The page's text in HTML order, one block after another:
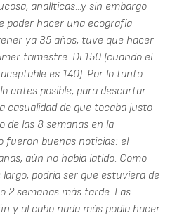
analíticas...y sin embargo
poder hacer una ecografía
ya 35 años, tuve que hacer
trimestre. Di 150 (cuando el
es 140). Por lo tanto
antes posible, para descartar
casualidad de que tocaba justo
de las 8 semanas en la
fueron buenas noticias: el
aún no había latido. Como
podría ser que estuviera de
2 semanas más tarde. Las
y al cabo nada más podía hacer